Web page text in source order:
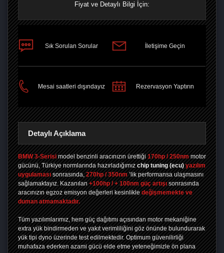
Fiyat ve Detaylı Bilgi İçin:
Sık Sorulan Sorular İletişime Geçin
Mesai saatleri dışındayız Rezervasyon Yaptırın
Detaylı Açıklama
BMW 3-Serisi model benzinli aracınızın ürettiği 170hp / 250nm motor
gücünü, Türkiye normlarında hazırladığımız chip tuning (ecu) yazılım
uygulaması sonrasında, 270hp / 350nm ’lik performansa ulaşmasını
sağlamaktayız. Kazanılan +100hp / + 100nm güç artışı sonrasında
aracınızın egzoz emisyon değerleri kesinlikle değişmemekte ve
duman atmamaktadır.
Tüm yazılımlarımız, hem güç dağıtımı açısından motor mekaniğine
extra yük bindirmeden ve yakıt verimliliğini göz önünde bulundurarak
yük tipi dyno üzerinde test edilmektedir. Optimum güvenilirliği
muhafaza ederken azami gücü elde etme yeteneğimizle ön plana